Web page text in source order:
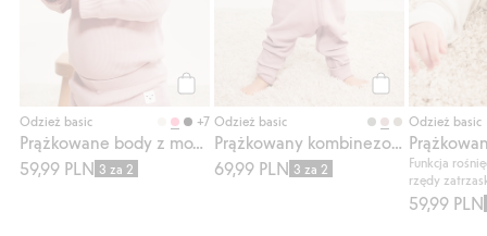
Odzież basic +7
Prążkowane body z możliwością wydłużenia
59,99 PLN 3 za 2
Kup
Odzież basic
69,99 PLN 3 za 2
Odzież basic
Funkcja
rzędy
59,99 PLN